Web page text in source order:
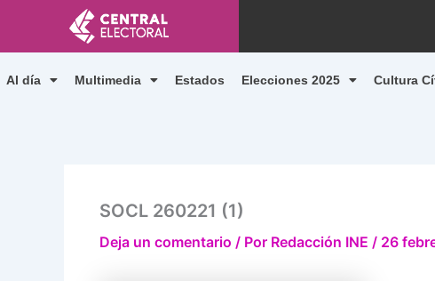
contenido
Al día Multimedia Estados Elecciones 2025 Cultura
SOCL 260221 (1)
Deja un comentario / Por Redacción INE / 26